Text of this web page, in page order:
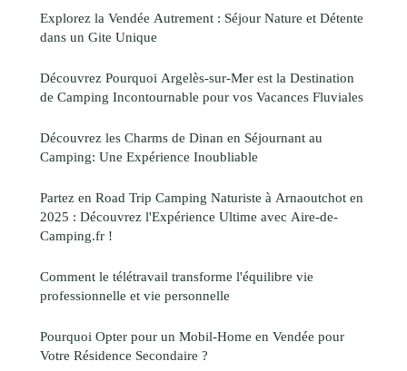
Explorez la Vendée Autrement : Séjour Nature et Détente
dans un Gite Unique
Découvrez Pourquoi Argelès-sur-Mer est la Destination
de Camping Incontournable pour vos Vacances Fluviales
Découvrez les Charms de Dinan en Séjournant au
Camping: Une Expérience Inoubliable
Partez en Road Trip Camping Naturiste à Arnaoutchot en
2025 : Découvrez l'Expérience Ultime avec Aire-de-
Camping.fr !
Comment le télétravail transforme l'équilibre vie
professionnelle et vie personnelle
Pourquoi Opter pour un Mobil-Home en Vendée pour
Votre Résidence Secondaire ?